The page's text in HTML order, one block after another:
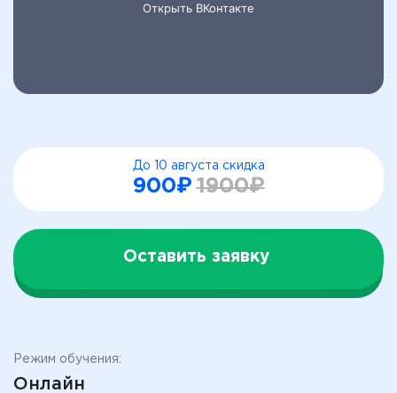
Оставить заявку
До 10 августа скидка
900₽ 1900₽
Режим обучения:
Онлайн